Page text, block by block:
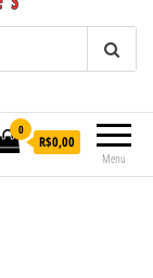
–
Recondicionados de
reconhecida.
Menu
0
R$0,00